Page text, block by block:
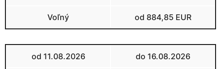
Voľný od 884,85 EUR
od 11.08.2026 do 16.08.2026